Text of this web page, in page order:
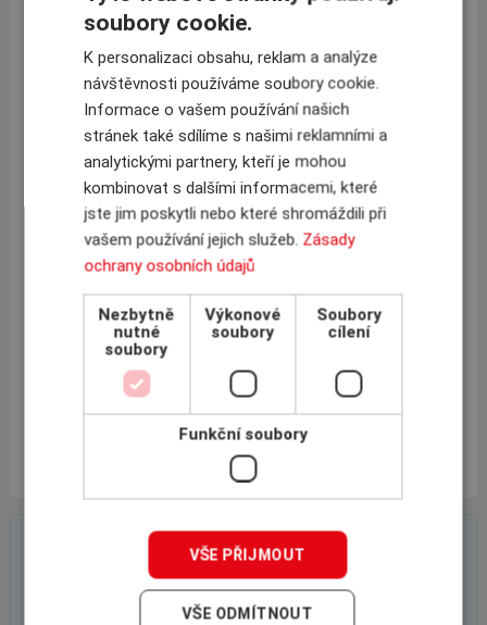
Zaměstnanci INSCOM se ve středu 22.2.2017
zúčastnili Makléřské snídaně v pojišťovně Coface. Hlavním
tématem ranního setkání byla zejména nová textace a aktuální
Atradius zveřejnil přehled perspektivních trhů roku
roku 2017 z hlediska obchodních příležitostí. Výběr byl
realizován na základě výkonů v předchozích letech a
očekávaného růstu v ...
« první ‹ předchozí … 17
21 22
následující ›
On-line poptávkový formulář
soubory cookie.
K personalizaci obsahu, reklam a analýze
návštěvnosti používáme soubory cookie.
Informace o vašem používání našich
stránek také sdílíme s našimi reklamními a
analytickými partnery, kteří je mohou
kombinovat s dalšími informacemi, které
jste jim poskytli nebo které shromáždili při
vašem používání jejich služeb. Zásady
ochrany osobních údajů
Nezbytně
nutné
soubory
Výkonové
soubory
Soubory
cílení
Funkční soubory
VŠE PŘIJMOUT
VŠE ODMÍTNOUT